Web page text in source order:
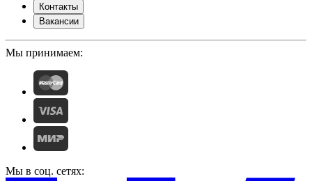
Контакты
Вакансии
Мы принимаем:
Мы в соц. сетях: